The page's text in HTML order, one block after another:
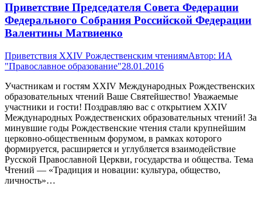
Приветствие Председателя Совета Федерации
Федерального Собрания Российской Федерации
Валентины Матвиенко
Приветствия XXIV Рождественским чтениямАвтор: ИА
"Православное образование"28.01.2016
Участникам и гостям XXIV Международных Рождественских
образовательных чтений Ваше Святейшество! Уважаемые
участники и гости! Поздравляю вас с открытием XXIV
Международных Рождественских образовательных чтений! За
минувшие годы Рождественские чтения стали крупнейшим
церковно-общественным форумом, в рамках которого
формируется, расширяется и углубляется взаимодействие
Русской Православной Церкви, государства и общества. Тема
Чтений — «Традиция и новации: культура, общество,
личность»…